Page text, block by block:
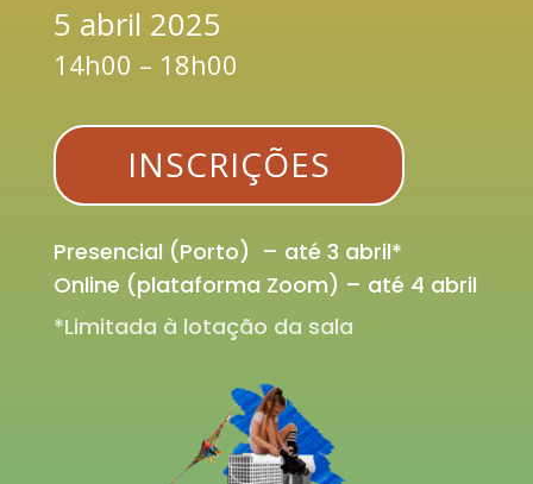
5 abril 2025
14h00 – 18h00
INSCRIÇÕES
Presencial (Porto) – até 3 abril*
Online (plataforma Zoom) – até 4 abril
*Limitada à lotação da sala